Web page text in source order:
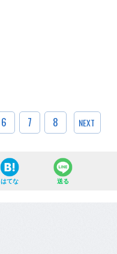
6 7 8 NEXT
はてな 送る